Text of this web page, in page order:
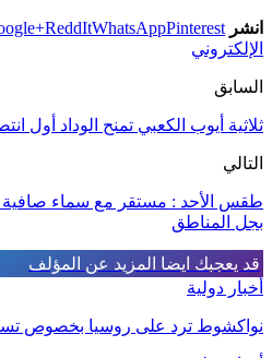
انشر ReddItWhatsAppPinterest
الإلكتروني
السابق
ثلاثية أيوب الكعبي تمنح الوداد أول
التالي
طقس الأحد : مستقر مع سماء صافية
بجل المناطق
قد يعجبك ايضا المزيد عن المؤلف
أخبار دولية
نواكشوط ترد على روسيا بخصوص